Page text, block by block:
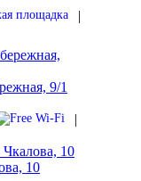
|
9/1
|
10